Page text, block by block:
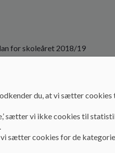
for skoleåret 2018/19
og Skolebestyrelsen
du, at vi sætter
sætter vi ikke cookies til
vi sætter cookies for de